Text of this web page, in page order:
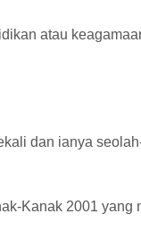
atau
dan ianya
Kanak 2001 yang